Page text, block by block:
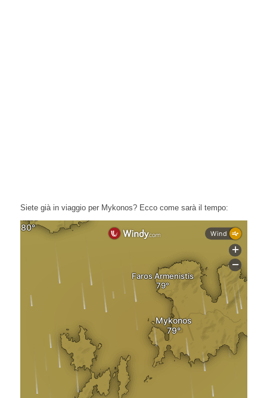
Siete già in viaggio per Mykonos? Ecco come sarà il tempo: